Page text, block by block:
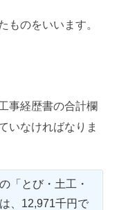
ものをいいます。
事経歴書の合計欄
いなければなりま
「とび・土工・
、12,971千円で